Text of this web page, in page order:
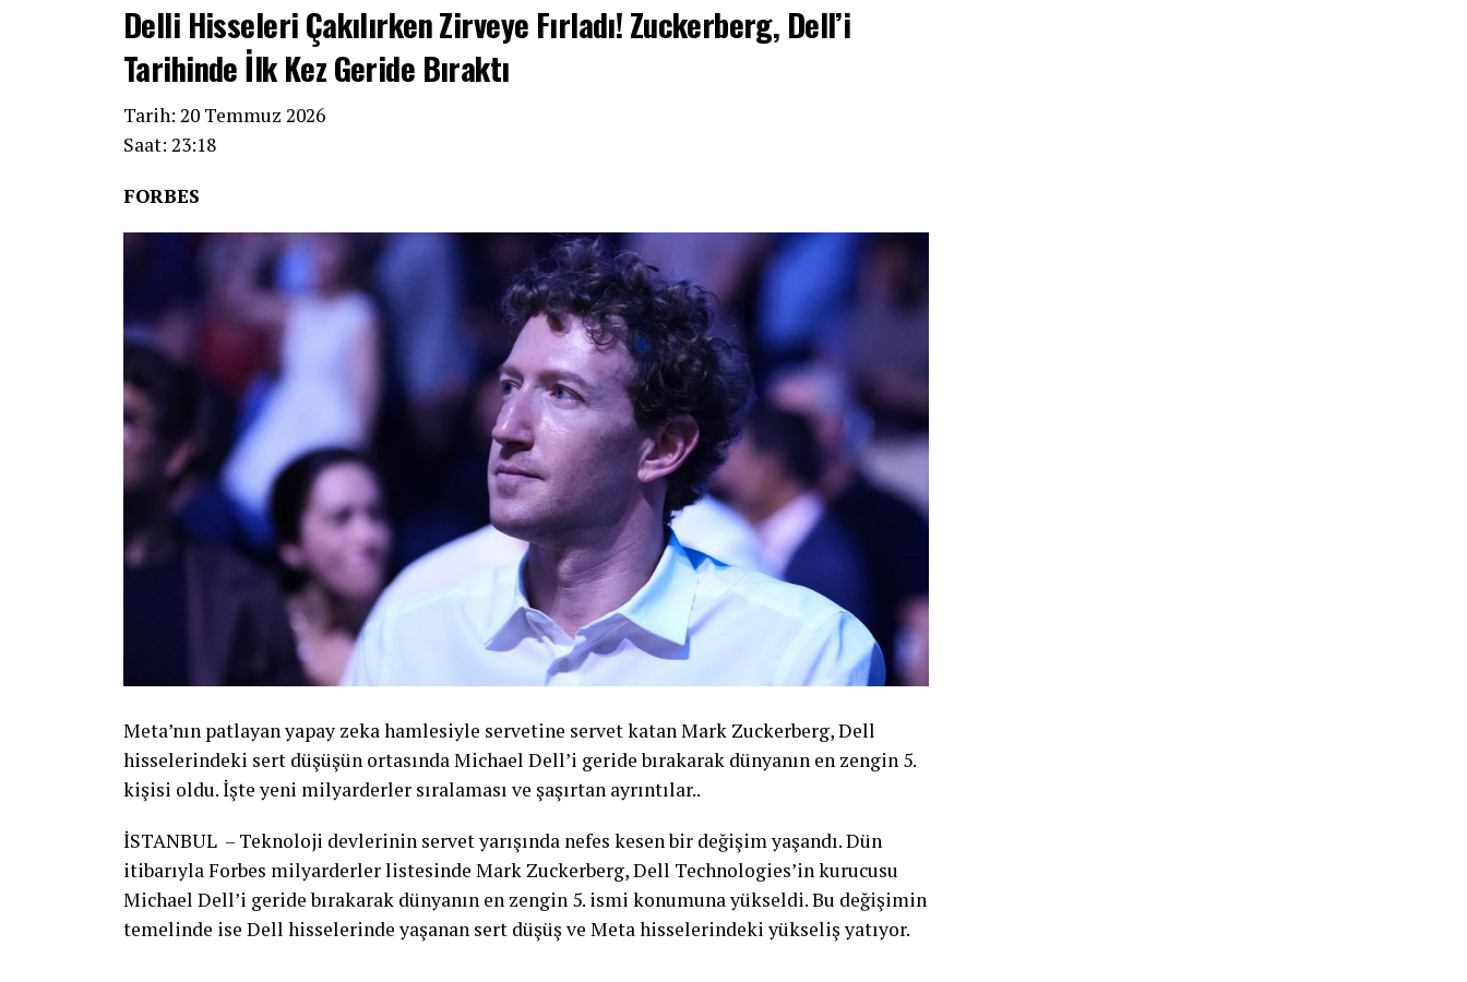
Delli Hisseleri Çakılırken Zirveye Fırladı! Zuckerberg, Dell’i
Tarihinde İlk Kez Geride Bıraktı
Tarih: 20 Temmuz 2026
Saat: 23:18
FORBES
Meta’nın patlayan yapay zeka hamlesiyle servetine servet katan Mark Zuckerberg, Dell
hisselerindeki sert düşüşün ortasında Michael Dell’i geride bırakarak dünyanın en zengin 5.
kişisi oldu. İşte yeni milyarderler sıralaması ve şaşırtan ayrıntılar..
İSTANBUL – Teknoloji devlerinin servet yarışında nefes kesen bir değişim yaşandı. Dün
itibarıyla Forbes milyarderler listesinde Mark Zuckerberg, Dell Technologies’in kurucusu
Michael Dell’i geride bırakarak dünyanın en zengin 5. ismi konumuna yükseldi. Bu değişimin
temelinde ise Dell hisselerinde yaşanan sert düşüş ve Meta hisselerindeki yükseliş yatıyor.